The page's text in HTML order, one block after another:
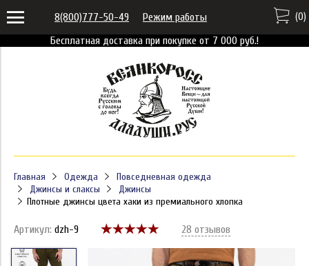
Бесплатная доставка при покупке от 7 000 руб.!
8(800)777-50-49 Режим работы (0)
Главная Одежда
Повседневная одежда
Джинсы и слаксы
Джинсы
Плотные джинсы цвета хаки из премиального хлопка
Артикул: dzh-9 28 отзывов